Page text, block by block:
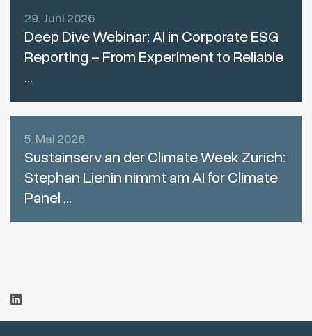
29. Juni 2026
Deep Dive Webinar: AI in Corporate ESG
Reporting – From Experiment to Reliable
...
5. Mai 2026
Sustainserv an der Climate Week Zurich:
Stephan Lienin nimmt am AI for Climate
Panel ...